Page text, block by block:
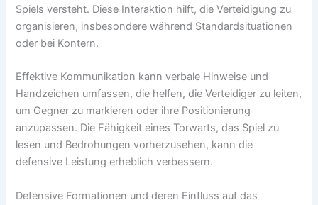
Spiels versteht. Diese Interaktion hilft, die Verteidigung zu
organisieren, insbesondere während Standardsituationen
oder bei Kontern.
Effektive Kommunikation kann verbale Hinweise und
Handzeichen umfassen, die helfen, die Verteidiger zu leiten,
um Gegner zu markieren oder ihre Positionierung
anzupassen. Die Fähigkeit eines Torwarts, das Spiel zu
lesen und Bedrohungen vorherzusehen, kann die
defensive Leistung erheblich verbessern.
Defensive Formationen und deren Einfluss auf das